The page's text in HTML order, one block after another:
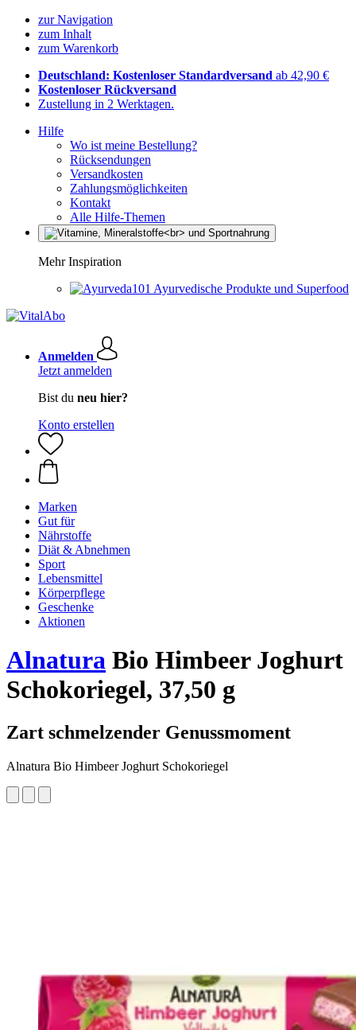
zur Navigation
zum Inhalt
zum Warenkorb
Deutschland: Kostenloser Standardversand ab 42,90 €
Kostenloser Rückversand
Zustellung in 2 Werktagen.
Hilfe
Wo ist meine Bestellung?
Rücksendungen
Versandkosten
Zahlungsmöglichkeiten
Kontakt
Alle Hilfe-Themen
Mehr Inspiration
Ayurvedische Produkte und Superfood
Anmelden
Jetzt anmelden
Bist du neu hier?
Konto erstellen
Marken
Gut für
Nährstoffe
Diät & Abnehmen
Sport
Lebensmittel
Körperpflege
Geschenke
Aktionen
Alnatura Bio Himbeer Joghurt
Schokoriegel, 37,50 g
Zart schmelzender Genussmoment
Alnatura Bio Himbeer Joghurt Schokoriegel